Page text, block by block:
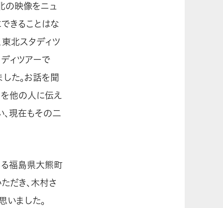
の映像をニュ
きることはな
北スタディツ
ィツアーで
た。お話を聞
を他の人に伝え
、現在もその二
福島県大熊町
だき、木村さ
ました。